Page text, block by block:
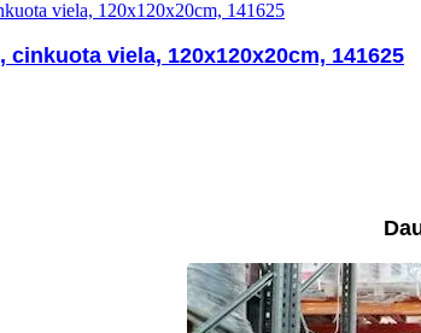
cinkuota viela, 120x120x20cm, 141625